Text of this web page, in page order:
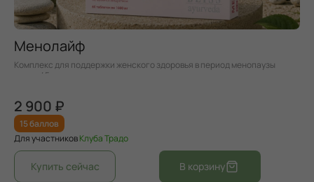
Менолайф
Комплекс для поддержки женского здоровья в период менопаузы
после 45 лет.
2 900 ₽
15 баллов
Для участниковКлуба Традо